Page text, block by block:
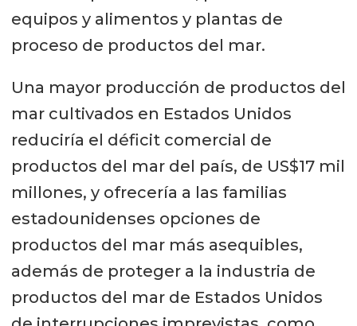
equipos y alimentos y plantas de
proceso de productos del mar.
Una mayor producción de productos del
mar cultivados en Estados Unidos
reduciría el déficit comercial de
productos del mar del país, de US$17 mil
millones, y ofrecería a las familias
estadounidenses opciones de
productos del mar más asequibles,
además de proteger a la industria de
productos del mar de Estados Unidos